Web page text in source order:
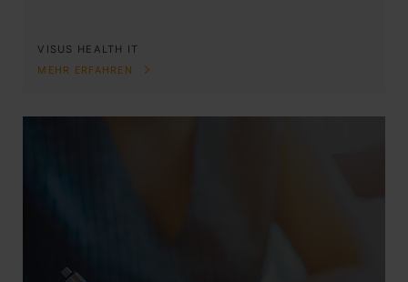
VISUS HEALTH IT
MEHR ERFAHREN